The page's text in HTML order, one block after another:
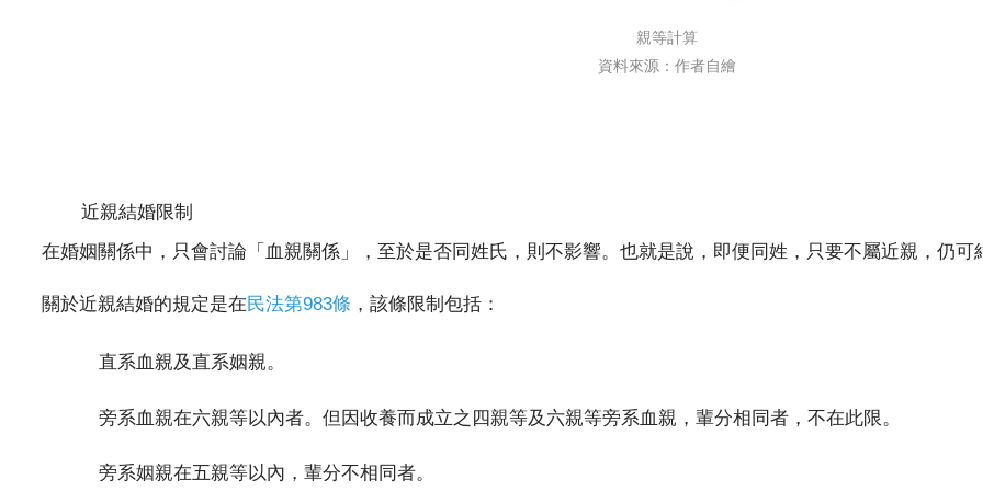
親等計算
資料來源：作者自繪
近親結婚限制
在婚姻關係中，只會討論「血親關係」，至於是否同姓氏，則不影響。也就是說，即便同姓，只要不屬近親，仍可
關於近親結婚的規定是在民法第983條 ，該條限制包括：
直系血親及直系姻親。
旁系血親在六親等以內者。但因收養而成立之四親等及六親等旁系血親，輩分相同者，不在此限。
旁系姻親在五親等以內，輩分不相同者。